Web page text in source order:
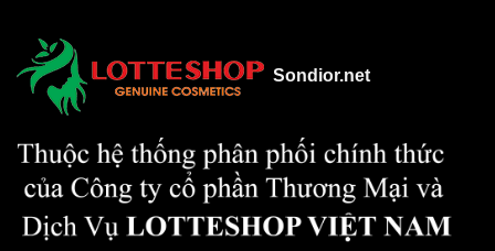
Sondior.net